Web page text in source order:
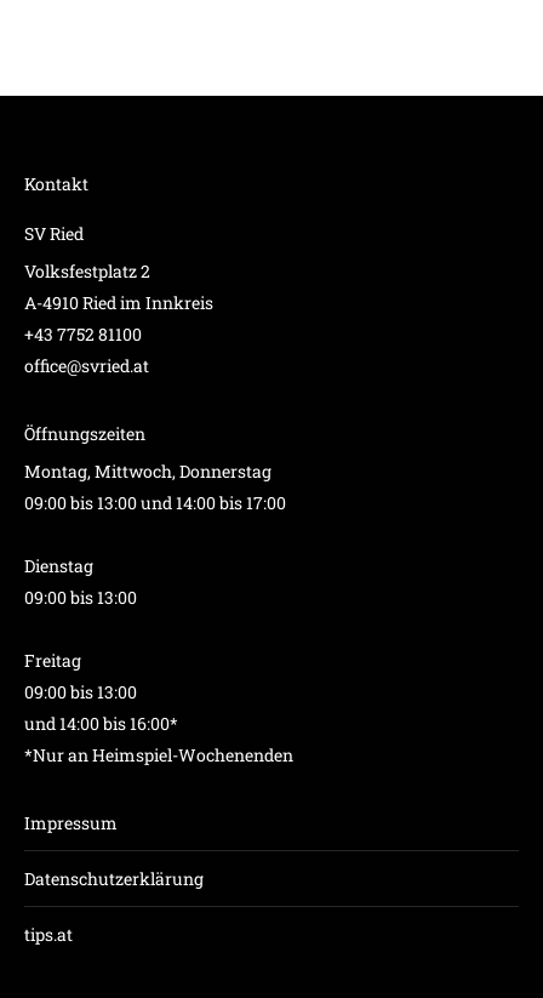
Kontakt
SV Ried
Volksfestplatz 2
A-4910 Ried im Innkreis
+43 7752 81100
office@svried.at
Öffnungszeiten
Montag, Mittwoch, Donnerstag
09:00 bis 13:00 und 14:00 bis 17:00
Dienstag
09:00 bis 13:00
Freitag
09:00 bis 13:00
und 14:00 bis 16:00*
*Nur an Heimspiel-Wochenenden
Impressum
Datenschutzerklärung
tips.at